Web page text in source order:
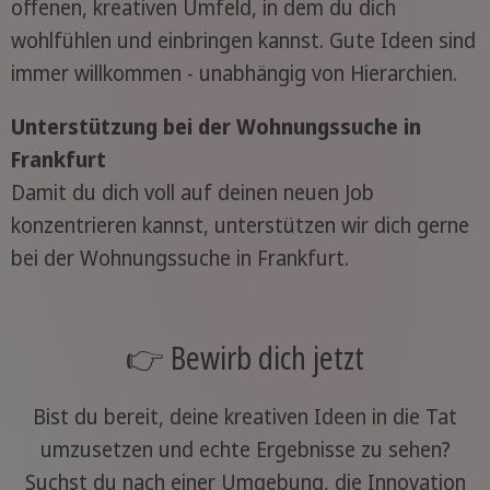
offenen, kreativen Umfeld, in dem du dich
wohlfühlen und einbringen kannst. Gute Ideen sind
immer willkommen - unabhängig von Hierarchien.
Unterstützung bei der Wohnungssuche in
Frankfurt
Damit du dich voll auf deinen neuen Job
konzentrieren kannst, unterstützen wir dich gerne
bei der Wohnungssuche in Frankfurt.
👉 Bewirb dich jetzt
Bist du bereit, deine kreativen Ideen in die Tat
umzusetzen und echte Ergebnisse zu sehen?
Suchst du nach einer Umgebung, die Innovation